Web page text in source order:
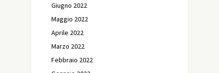
Giugno 2022
Maggio 2022
Aprile 2022
Marzo 2022
Febbraio 2022